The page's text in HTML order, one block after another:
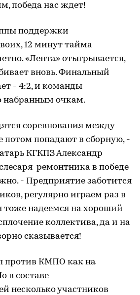
победа нас ждет!
поддержки
12 минут тайма
«Лента» отыгрывается,
вновь. Финальный
- 4:2, и команды
набранным очкам.
соревнования между
потом попадают в сборную, -
КГКПЗ Александр
ремонтника в победе
- Предприятие заботится
регулярно играем раз в
тоже надеемся на хороший
коллектива, да и на
сказывается!
против КМПО как на
в составе
несколько участников